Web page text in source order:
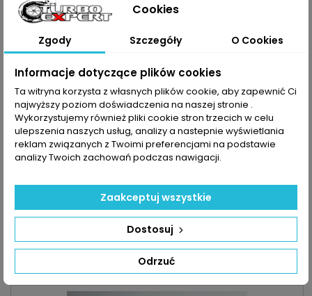
INDEKS:15.104.01
ESPACE LAGUNA VEL SATIS 2.2DCI 150KM
Zestaw montażowy do turbosprężarki pasujący do pojazdu :
MARKA: Renault MODEL: Avantime | Espace | Laguna | Vel Satis
KOD SILNIKA: G9T700 | G9T712 POJEMNOŚĆ: 2188ccm 2.2 DCI
MOC: 150KM | 110kW
Cena
30,00 zł
 Dodaj do koszyka
Zapytaj o dostępność Tel:+48-717-358-575
Cookies
Zgody Szczegóły O Cookies
Informacje dotyczące plików cookies
Ta witryna korzysta z własnych plików cookie, aby zapewnić Ci
najwyższy poziom doświadczenia na naszej stronie .
Wykorzystujemy również pliki cookie stron trzecich w celu
ulepszenia naszych usług, analizy a nastepnie wyświetlania
reklam związanych z Twoimi preferencjami na podstawie
analizy Twoich zachowań podczas nawigacji.
Odrzuć
Dostosuj
Zaakceptuj wszystkie